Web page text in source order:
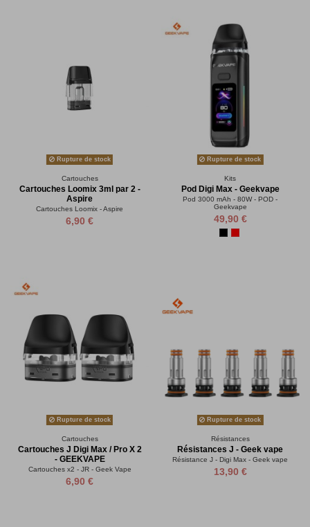
Rupture de stock
Cartouches
Cartouches Loomix 3ml par 2 -
Aspire
Cartouches Loomix - Aspire
6,90 €
Rupture de stock
Kits
Pod Digi Max - Geekvape
Pod 3000 mAh - 80W - POD -
Geekvape
49,90 €
Rupture de stock
Cartouches
Cartouches J Digi Max / Pro X 2
- GEEKVAPE
Cartouches x2 - JR - Geek Vape
6,90 €
Rupture de stock
Résistances
Résistances J - Geek vape
Résistance J - Digi Max - Geek vape
13,90 €